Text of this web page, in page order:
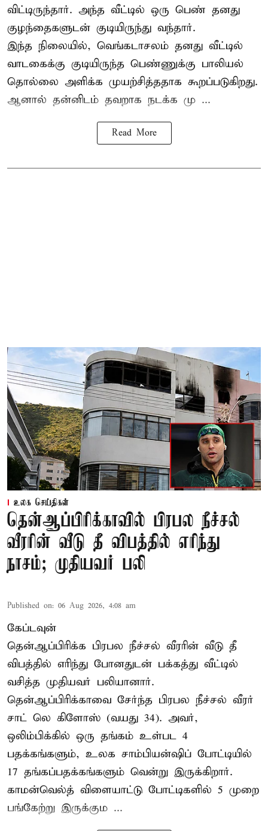
விட்டிருந்தார். அந்த வீட்டில் ஒரு பெண் தனது
குழந்தைகளுடன் குடியிருந்து வந்தார்.
இந்த நிலையில், வெங்கடாசலம் தனது வீட்டில்
வாடகைக்கு குடியிருந்த பெண்ணுக்கு பாலியல்
தொல்லை அளிக்க முயற்சித்ததாக கூறப்படுகிறது.
ஆனால் தன்னிடம் தவறாக நடக்க மு ...
Read More
உலக செய்திகள்
தென்ஆப்பிரிக்காவில் பிரபல நீச்சல்
வீரரின் வீடு தீ விபத்தில் எரிந்து
நாசம்; முதியவர் பலி
Published on: 06 Aug 2026, 4:08 am
கேப்டவுன்
தென்ஆப்பிரிக்க பிரபல நீச்சல் வீரரின் வீடு தீ
விபத்தில் எரிந்து போனதுடன் பக்கத்து வீட்டில்
வசித்த முதியவர் பலியானார்.
தென்ஆப்பிரிக்காவை சேர்ந்த பிரபல நீச்சல் வீரர்
சாட் லெ கிளோஸ் (வயது 34). அவர்,
ஒலிம்பிக்கில் ஒரு தங்கம் உள்பட 4
பதக்கங்களும், உலக சாம்பியன்ஷிப் போட்டியில்
17 தங்கப்பதக்கங்களும் வென்று இருக்கிறார்.
காமன்வெல்த் விளையாட்டு போட்டிகளில் 5 முறை
பங்கேற்று இருக்கும ...